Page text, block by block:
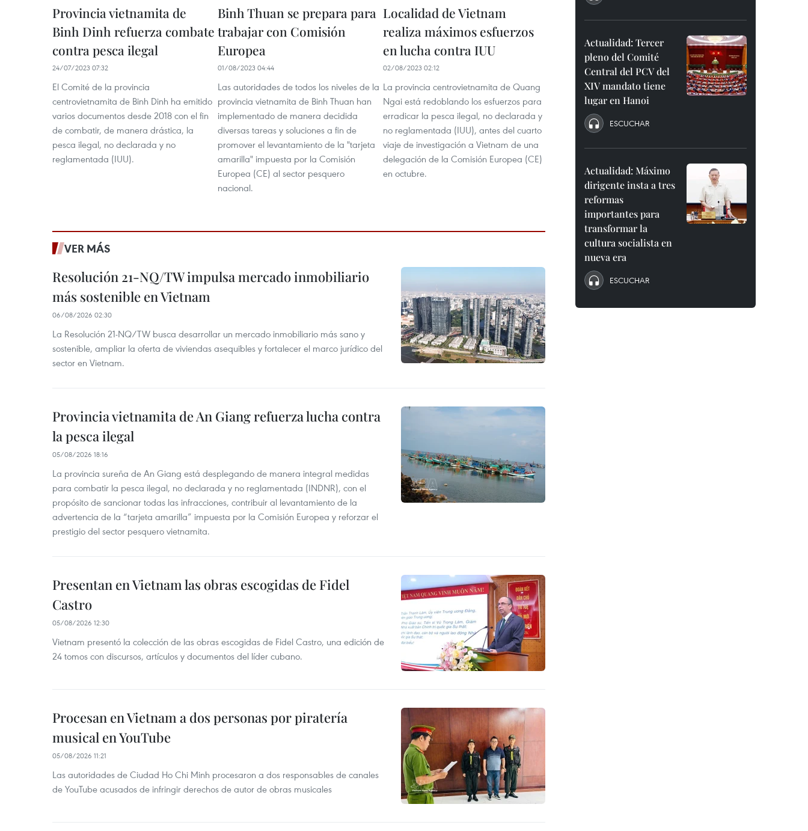
Provincia vietnamita de
Binh Dinh refuerza combate
contra pesca ilegal
24/07/2023 07:32
El Comité de la provincia
centrovietnamita de Binh Dinh ha emitido
varios documentos desde 2018 con el fin
de combatir, de manera drástica, la
pesca ilegal, no declarada y no
reglamentada (IUU).
Binh Thuan se prepara para
trabajar con Comisión
Europea
01/08/2023 04:44
Las autoridades de todos los niveles de la
provincia vietnamita de Binh Thuan han
implementado de manera decidida
diversas tareas y soluciones a fin de
promover el levantamiento de la "tarjeta
amarilla" impuesta por la Comisión
Europea (CE) al sector pesquero
nacional.
Localidad de Vietnam
realiza máximos esfuerzos
en lucha contra IUU
02/08/2023 02:12
La provincia centrovietnamita de Quang
Ngai está redoblando los esfuerzos para
erradicar la pesca ilegal, no declarada y
no reglamentada (IUU), antes del cuarto
viaje de investigación a Vietnam de una
delegación de la Comisión Europea (CE)
en octubre.
VER MÁS
Resolución 21-NQ/TW impulsa mercado inmobiliario
más sostenible en Vietnam
06/08/2026 02:30
La Resolución 21-NQ/TW busca desarrollar un mercado inmobiliario más sano y
sostenible, ampliar la oferta de viviendas asequibles y fortalecer el marco jurídico del
sector en Vietnam.
Provincia vietnamita de An Giang refuerza lucha contra
la pesca ilegal
05/08/2026 18:16
La provincia sureña de An Giang está desplegando de manera integral medidas
para combatir la pesca ilegal, no declarada y no reglamentada (INDNR), con el
propósito de sancionar todas las infracciones, contribuir al levantamiento de la
advertencia de la “tarjeta amarilla” impuesta por la Comisión Europea y reforzar el
prestigio del sector pesquero vietnamita.
Presentan en Vietnam las obras escogidas de Fidel
Castro
05/08/2026 12:30
Vietnam presentó la colección de las obras escogidas de Fidel Castro, una edición de
24 tomos con discursos, artículos y documentos del líder cubano.
Procesan en Vietnam a dos personas por piratería
musical en YouTube
05/08/2026 11:21
Las autoridades de Ciudad Ho Chi Minh procesaron a dos responsables de canales
de YouTube acusados de infringir derechos de autor de obras musicales
Actualidad: Tercer
pleno del Comité
Central del PCV del
XIV mandato tiene
lugar en Hanoi
ESCUCHAR
Actualidad: Máximo
dirigente insta a tres
reformas
importantes para
transformar la
cultura socialista en
nueva era
ESCUCHAR